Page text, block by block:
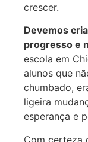
crescer.
Devemos
progresso e
escola em
alunos que
chumbado,
ligeira
esperança e
Com certeza